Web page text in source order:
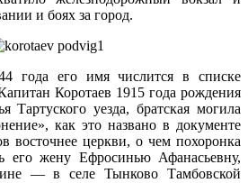
и боях за город.
года его имя числится в списке
Коротаев 1915 года рождения
Тартуского уезда, братская могила
как это названо в документе
восточнее церкви, о чем похоронка
его жену Ефросинью Афанасьевну,
— в селе Тынково Тамбовской